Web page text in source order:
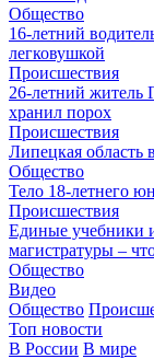
Общество
16-летний
легковушкой
Происшествия
26-летний житель
хранил порох
Происшествия
Липецкая область
Общество
Тело 18-летнего
Происшествия
Единые учебники
магистратуры –
Общество
Видео
Общество
Топ новости
В России В мире